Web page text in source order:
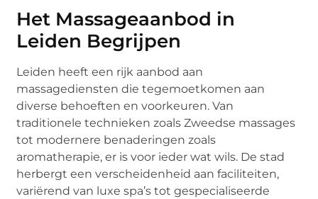
Het Massageaanbod in
Leiden Begrijpen
Leiden heeft een rijk aanbod aan
massagediensten die tegemoetkomen aan
diverse behoeften en voorkeuren. Van
traditionele technieken zoals Zweedse massages
tot modernere benaderingen zoals
aromatherapie, er is voor ieder wat wils. De stad
herbergt een verscheidenheid aan faciliteiten,
variërend van luxe spa’s tot gespecialiseerde